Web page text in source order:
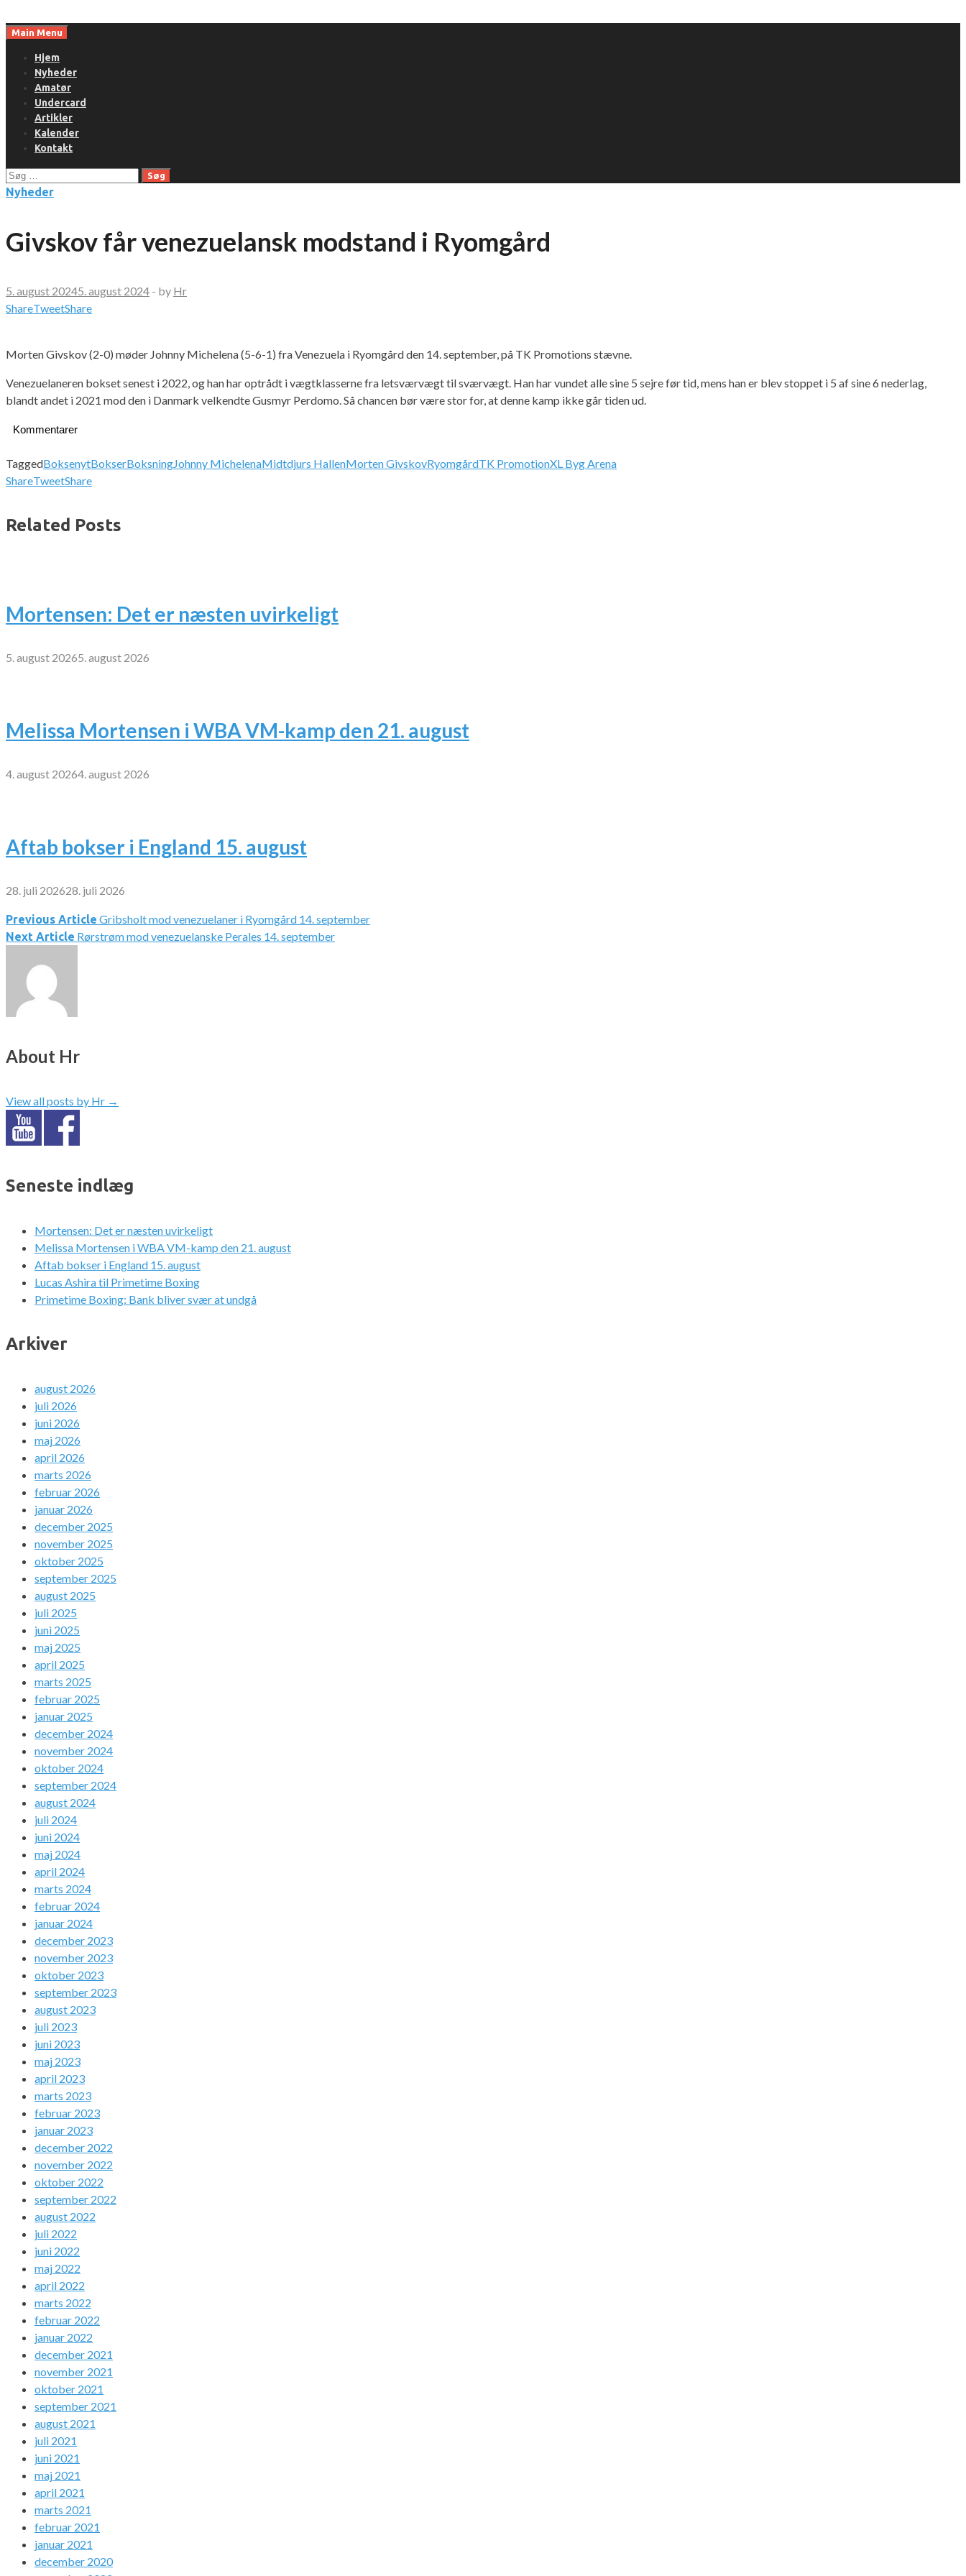
toMain Menu
Hjem
Nyheder
Amatør
Undercard
Artikler
Kalender
Kontakt
Søg
efter:
Nyheder
Givskov får venezuelansk modstand i Ryomgård
5. august 20245. august 2024 - by Hr
ShareTweetShare
Morten Givskov (2-0) møder Johnny Michelena (5-6-1) fra Venezuela i Ryomgård den 14. september, på TK Promotions stævne.
Venezuelaneren bokset senest i 2022, og han har optrådt i vægtklasserne fra letsværvægt til sværvægt. Han har vundet alle sine 5 sejre før tid, mens han er blev stoppet i 5 af sine 6 nederlag,
blandt andet i 2021 mod den i Danmark velkendte Gusmyr Perdomo. Så chancen bør være stor for, at denne kamp ikke går tiden ud.
Kommentarer
TaggedBoksenytBokserBoksningJohnny MichelenaMidtdjurs HallenMorten GivskovRyomgårdTK PromotionXL Byg Arena
ShareTweetShare
Related Posts
Mortensen: Det er næsten uvirkeligt
5. august 20265. august 2026
Melissa Mortensen i WBA VM-kamp den 21. august
4. august 20264. august 2026
Aftab bokser i England 15. august
28. juli 202628. juli 2026
Indlægsnavigation
Previous Article Gribsholt mod venezuelaner i Ryomgård 14. september
Next Article Rørstrøm mod venezuelanske Perales 14. september
About Hr
View all posts by Hr →
Seneste indlæg
Mortensen: Det er næsten uvirkeligt
Melissa Mortensen i WBA VM-kamp den 21. august
Aftab bokser i England 15. august
Lucas Ashira til Primetime Boxing
Primetime Boxing: Bank bliver svær at undgå
Arkiver
august 2026
juli 2026
juni 2026
maj 2026
april 2026
marts 2026
februar 2026
januar 2026
december 2025
november 2025
oktober 2025
september 2025
august 2025
juli 2025
juni 2025
maj 2025
april 2025
marts 2025
februar 2025
januar 2025
december 2024
november 2024
oktober 2024
september 2024
august 2024
juli 2024
juni 2024
maj 2024
april 2024
marts 2024
februar 2024
januar 2024
december 2023
november 2023
oktober 2023
september 2023
august 2023
juli 2023
juni 2023
maj 2023
april 2023
marts 2023
februar 2023
januar 2023
december 2022
november 2022
oktober 2022
september 2022
august 2022
juli 2022
juni 2022
maj 2022
april 2022
marts 2022
februar 2022
januar 2022
december 2021
november 2021
oktober 2021
september 2021
august 2021
juli 2021
juni 2021
maj 2021
april 2021
marts 2021
februar 2021
januar 2021
december 2020